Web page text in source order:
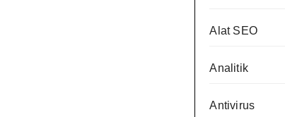
Alat SEO
Analitik
Antivirus